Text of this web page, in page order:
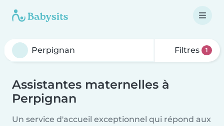
Filtres 1
Assistantes maternelles à
Perpignan
Un service d'accueil exceptionnel qui répond aux